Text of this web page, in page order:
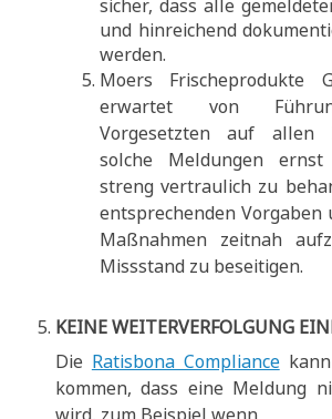
sicher, dass alle
und hinreichend
werden.
Moers Frischeprodukte
erwartet von
Vorgesetzten auf allen
solche Meldungen
streng vertraulich zu
entsprechenden
Maßnahmen zeitnah
Missstand zu beseitigen.
KEINE WEITERVERFOLGUNG
Die Ratisbona Compliancekann
kommen, dass eine Meldung